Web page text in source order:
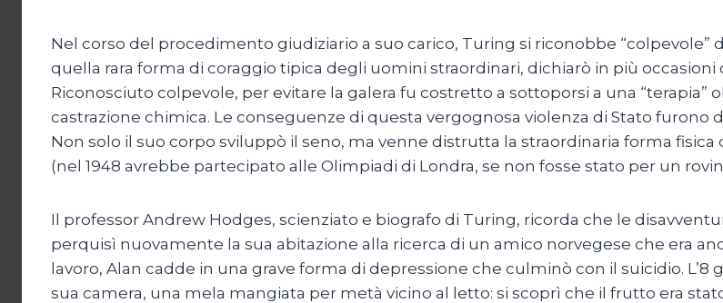
Nel corso del procedimento giudiziario a suo carico, Turing si riconobbe
quella rara forma di coraggio tipica degli uomini straordinari, dichiarò in più
Riconosciuto colpevole, per evitare la galera fu costretto a sottoporsi a una
castrazione chimica. Le conseguenze di questa vergognosa violenza di Stato furono
Non solo il suo corpo sviluppò il seno, ma venne distrutta la straordinaria forma
(nel 1948 avrebbe partecipato alle Olimpiadi di Londra, se non fosse stato per un
Il professor Andrew Hodges, scienziato e biografo di Turing, ricorda che le
perquisì nuovamente la sua abitazione alla ricerca di un amico norvegese che era
lavoro, Alan cadde in una grave forma di depressione che culminò con il suicidio.
sua camera, una mela mangiata per metà vicino al letto: si scoprì che il frutto era